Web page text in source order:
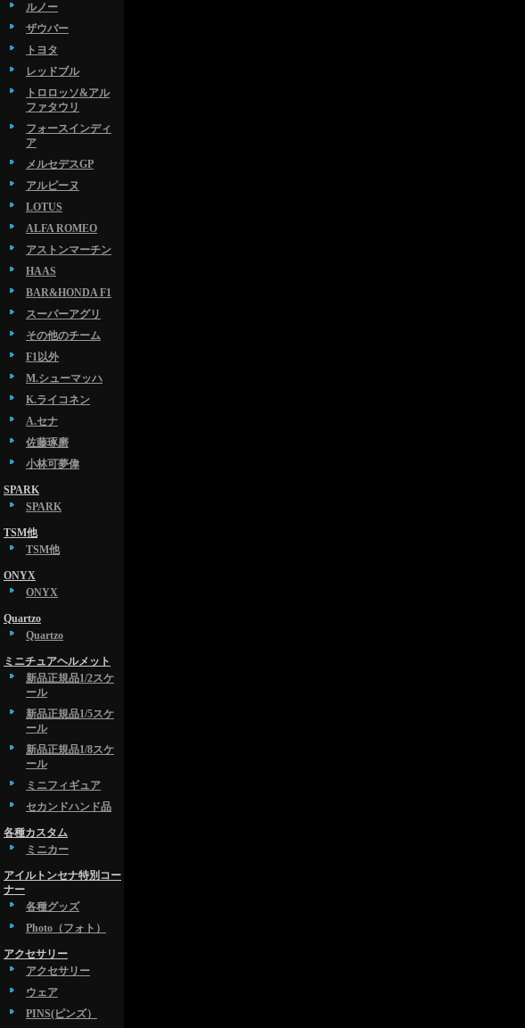
ルノー
ザウバー
トヨタ
レッドブル
トロロッソ&アル
ファタウリ
フォースインディ
ア
メルセデスGP
アルピーヌ
LOTUS
ALFA ROMEO
アストンマーチン
HAAS
BAR&HONDA F1
スーパーアグリ
その他のチーム
F1以外
M.シューマッハ
K.ライコネン
A.セナ
佐藤琢磨
小林可夢偉
SPARK
SPARK
TSM他
TSM他
ONYX
ONYX
Quartzo
Quartzo
ミニチュアヘルメット
新品正規品1/2スケ
ール
新品正規品1/5スケ
ール
新品正規品1/8スケ
ール
ミニフィギュア
セカンドハンド品
各種カスタム
ミニカー
アイルトンセナ特別コー
ナー
各種グッズ
Photo（フォト）
アクセサリー
アクセサリー
ウェア
PINS(ピンズ）